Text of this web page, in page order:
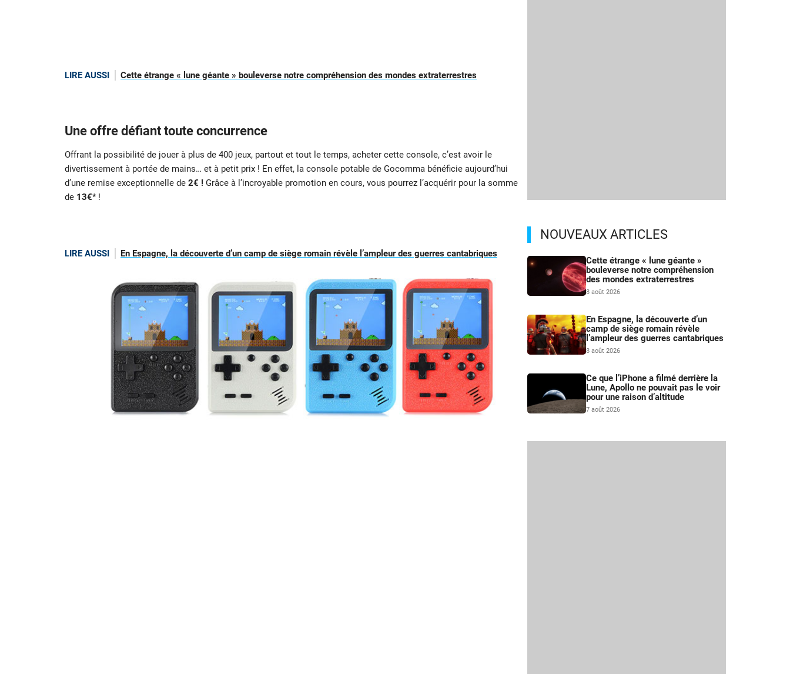
LIRE AUSSI Cette étrange « lune géante » bouleverse notre compréhension des mondes extraterrestres
Une offre défiant toute concurrence
Offrant la possibilité de jouer à plus de 400 jeux, partout et tout le temps, acheter cette console, c’est avoir le
divertissement à portée de mains… et à petit prix ! En effet, la console potable de Gocomma bénéficie aujourd’hui
d’une remise exceptionnelle de 2€ ! Grâce à l’incroyable promotion en cours, vous pourrez l’acquérir pour la somme
de13€* !
LIRE AUSSI En Espagne, la découverte d’un camp de siège romain révèle l’ampleur des guerres cantabriques
NOUVEAUX ARTICLES
Cette étrange « lune géante »
bouleverse notre compréhension
des mondes extraterrestres
8 août 2026
En Espagne, la découverte d’un
camp de siège romain révèle
l’ampleur des guerres cantabriques
8 août 2026
Ce que l’iPhone a filmé derrière la
Lune, Apollo ne pouvait pas le voir
pour une raison d’altitude
7 août 2026